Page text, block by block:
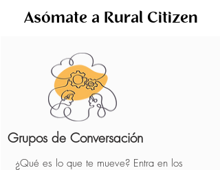
Asómate a Rural Citizen
Grupos de Conversación
¿Qué es lo que te mueve? Entra en los